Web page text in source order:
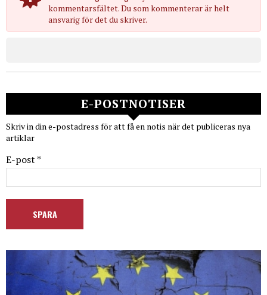
kommentarsfältet. Du som kommenterar är helt
ansvarig för det du skriver.
E-POSTNOTISER
Skriv in din e-postadress för att få en notis när det publiceras nya
artiklar
E-post *